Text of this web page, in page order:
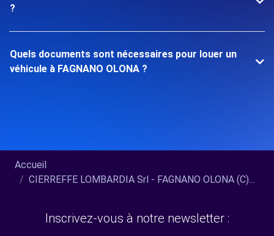
?
Quels documents sont nécessaires pour louer un
véhicule à FAGNANO OLONA ?
Accueil
CIERREFFE LOMBARDIA Srl - FAGNANO OLONA (C)...
Inscrivez-vous à notre newsletter :